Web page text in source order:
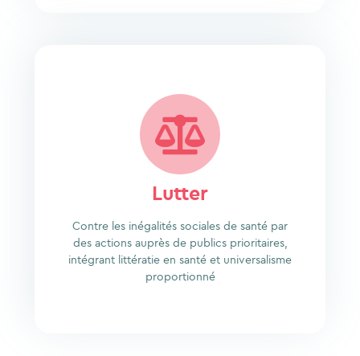
Lutter
Contre les inégalités sociales de santé par
des actions auprès de publics prioritaires,
intégrant littératie en santé et universalisme
proportionné